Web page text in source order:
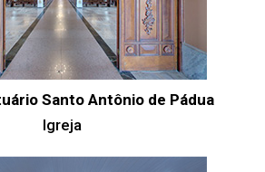
Santo Antônio de Pádua
Igreja